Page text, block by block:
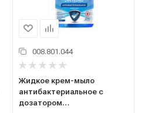
008.801.044
Жидкое крем-мыло
антибактериальное с
дозатором